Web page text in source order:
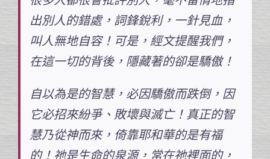
出別人的錯處，詞鋒銳利，一針見血，
叫人無地自容！可是，經文提醒我們，
在這一切的背後，隱藏著的卻是驕傲！
自以為是的智慧，必因驕傲而跌倒，因
它必招來紛爭、敗壞與滅亡！真正的智
慧乃從神而來，倚靠耶和華的是有福
的！祂是生命的泉源，常在祂裡面的，